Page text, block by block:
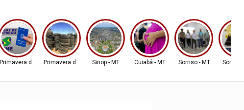
Primavera do LestePrimavera do LesteSinop - MT Cuiabá - MT Sorriso - MT Sorriso